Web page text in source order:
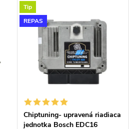
Tip
REPAS
Chiptuning- upravená riadiaca
jednotka Bosch EDC16